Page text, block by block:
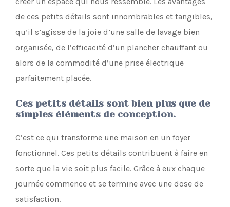
de ces petits détails sont innombrables et tangibles,
qu’il s’agisse de la joie d’une salle de lavage bien
organisée, de l’efficacité d’un plancher chauffant ou
alors de la commodité d’une prise électrique
parfaitement placée.
Ces petits détails sont bien plus que de
simples éléments de conception.
C’est ce qui transforme une maison en un foyer
fonctionnel. Ces petits détails contribuent à faire en
sorte que la vie soit plus facile. Grâce à eux chaque
journée commence et se termine avec une dose de
satisfaction.